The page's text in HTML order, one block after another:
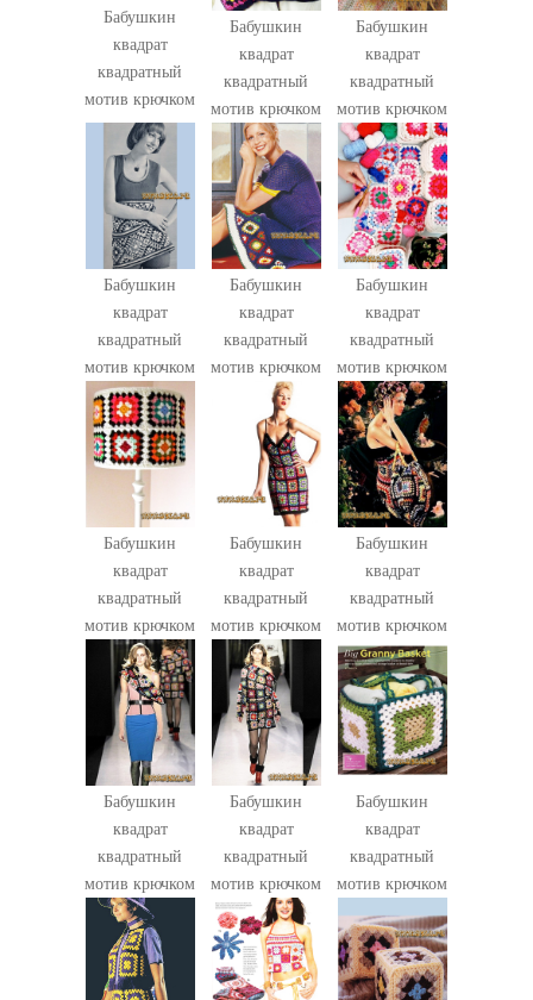
Бабушкин
квадрат
квадратный
мотив крючком
Бабушкин
квадрат
квадратный
мотив крючком
Бабушкин
квадрат
квадратный
мотив крючком
Бабушкин
квадрат
квадратный
мотив крючком
Бабушкин
квадрат
квадратный
мотив крючком
Бабушкин
квадрат
квадратный
мотив крючком
Бабушкин
квадрат
квадратный
мотив крючком
Бабушкин
квадрат
квадратный
мотив крючком
Бабушкин
квадрат
квадратный
мотив крючком
Бабушкин
квадрат
квадратный
мотив крючком
Бабушкин
квадрат
квадратный
мотив крючком
Бабушкин
квадрат
квадратный
мотив крючком